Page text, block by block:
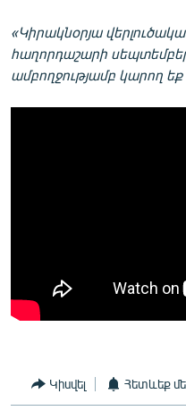
«Կիրակնօրյա
հաղորդաշարի
ամբողջությամբ կարող եք
Կիսվել Հետևեք